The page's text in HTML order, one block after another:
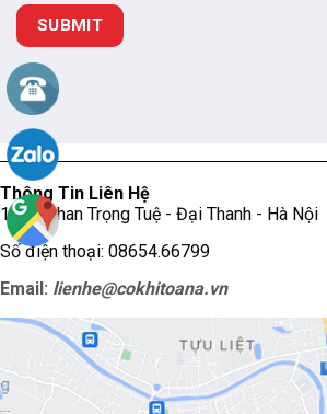
Thông Tin Liên Hệ
115A Phan Trọng Tuệ - Đại Thanh - Hà Nội
Số điện thoại: 08654.66799
Email: lienhe@cokhitoana.vn